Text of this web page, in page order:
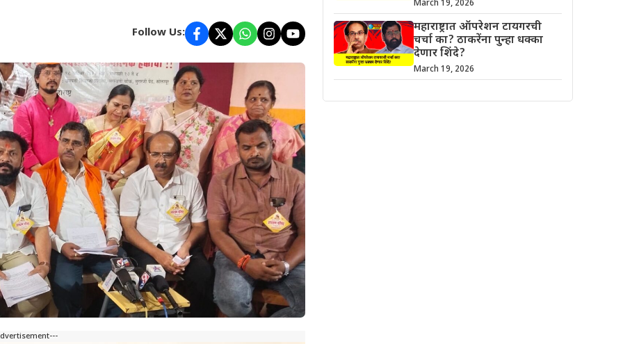
Follow Us:
March 19, 2026
महाराष्ट्रात ऑपरेशन टायगरची
चर्चा का? ठाकरेंना पुन्हा धक्का
देणार शिंदे?
March 19, 2026